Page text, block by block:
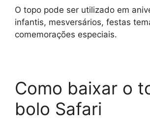
O topo pode ser utilizado em
infantis, mesversários, festas
comemorações especiais.
Como baixar o
bolo Safari